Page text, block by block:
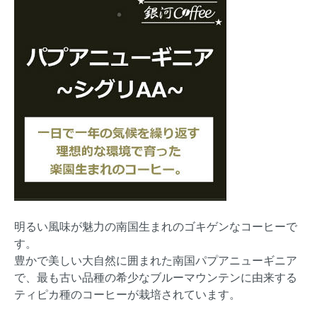
明るい風味が魅力の南国生まれのゴキゲンなコーヒーで
す。
豊かで美しい大自然に囲まれた南国パプアニューギニア
で、最も古い品種の希少なブルーマウンテンに由来する
ティピカ種のコーヒーが栽培されています。